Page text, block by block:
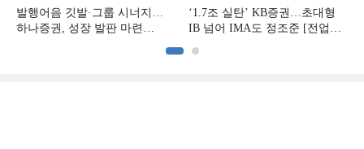
발행어음 깃발·그룹 시너지…
하나증권, 성장 발판 마련
‘1.7조 실탄’ KB증권…초대형
IB 넘어 IMA도 정조준 [전업계